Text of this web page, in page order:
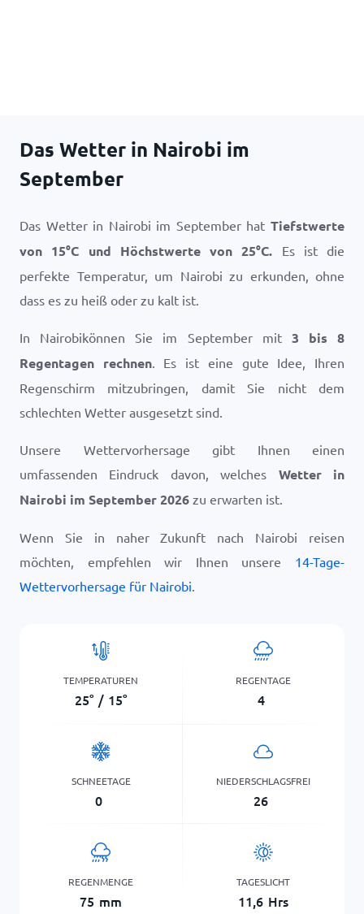
Das Wetter in Nairobi im
September
Das Wetter in Nairobi im September hat Tiefstwerte
von 15°C und Höchstwerte von25°C. Es ist die
perfekte Temperatur, um Nairobi zu erkunden, ohne
dass es zu heiß oder zu kalt ist.
In Nairobikönnen Sie im September mit 3 bis 8
Regentagen rechnen. Es ist eine gute Idee, Ihren
Regenschirm mitzubringen, damit Sie nicht dem
schlechten Wetter ausgesetzt sind.
Unsere Wettervorhersage gibt Ihnen einen
umfassenden Eindruck davon, welches Wetter in
Nairobi im September 2026 zu erwarten ist.
Wenn Sie in naher Zukunft nach Nairobi reisen
möchten, empfehlen wir Ihnen unsere 14-Tage-
Wettervorhersage für Nairobi.
TEMPERATUREN
25° / 15°
REGENTAGE
4
SCHNEETAGE
0
NIEDERSCHLAGSFREI
26
REGENMENGE
75 mm
TAGESLICHT
11,6 Hrs